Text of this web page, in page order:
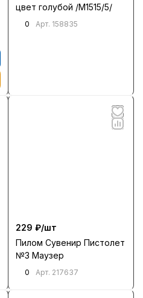
цвет голубой /М1515/5/
0 Арт. 158835
229 ₽/шт
Пилом Сувенир Пистолет
№3 Маузер
0 Арт. 217637